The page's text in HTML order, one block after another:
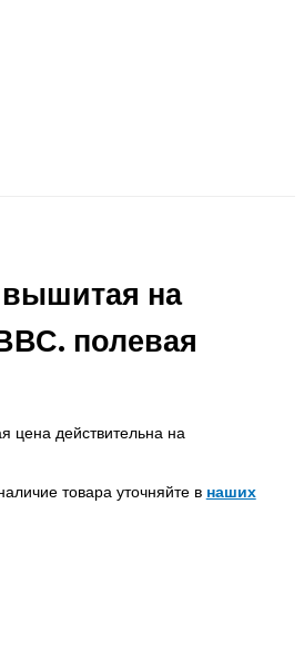
на
полевая
цена действительна на
товара уточняйте в наших